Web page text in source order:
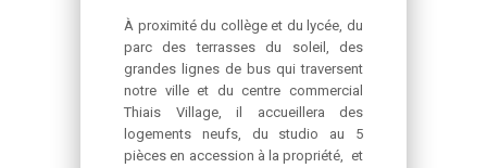
À proximité du collège et du lycée, du
parc des terrasses du soleil, des
grandes lignes de bus qui traversent
notre ville et du centre commercial
Thiais Village, il accueillera des
logements neufs, du studio au 5
pièces en accession à la propriété, et